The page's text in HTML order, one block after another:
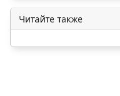
Читайте также